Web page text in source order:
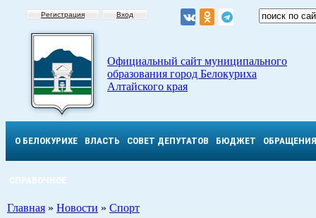
Регистрация Вход
Официальный сайт муниципального
образования город Белокуриха
Алтайского края
О БЕЛОКУРИХЕ ВЛАСТЬ СОВЕТ ДЕПУТАТОВ БЮДЖЕТ ОБРАЩЕНИЯ
СПРАВОЧНОЕ
Главная » Новости » Спорт